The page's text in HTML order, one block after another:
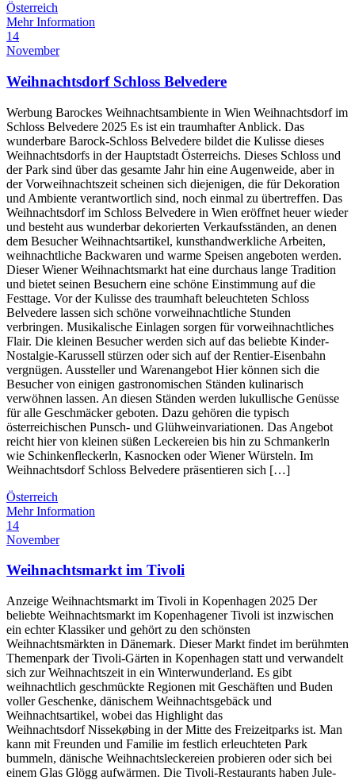
Österreich
Mehr Information
14
November
Weihnachtsdorf Schloss Belvedere
Werbung Barockes Weihnachtsambiente in Wien Weihnachtsdorf im
Schloss Belvedere 2025 Es ist ein traumhafter Anblick. Das
wunderbare Barock-Schloss Belvedere bildet die Kulisse dieses
Weihnachtsdorfs in der Hauptstadt Österreichs. Dieses Schloss und
der Park sind über das gesamte Jahr hin eine Augenweide, aber in
der Vorweihnachtszeit scheinen sich diejenigen, die für Dekoration
und Ambiente verantwortlich sind, noch einmal zu übertreffen. Das
Weihnachtsdorf im Schloss Belvedere in Wien eröffnet heuer wieder
und besteht aus wunderbar dekorierten Verkaufsständen, an denen
dem Besucher Weihnachtsartikel, kunsthandwerkliche Arbeiten,
weihnachtliche Backwaren und warme Speisen angeboten werden.
Dieser Wiener Weihnachtsmarkt hat eine durchaus lange Tradition
und bietet seinen Besuchern eine schöne Einstimmung auf die
Festtage. Vor der Kulisse des traumhaft beleuchteten Schloss
Belvedere lassen sich schöne vorweihnachtliche Stunden
verbringen. Musikalische Einlagen sorgen für vorweihnachtliches
Flair. Die kleinen Besucher werden sich auf das beliebte Kinder-
Nostalgie-Karussell stürzen oder sich auf der Rentier-Eisenbahn
vergnügen. Aussteller und Warenangebot Hier können sich die
Besucher von einigen gastronomischen Ständen kulinarisch
verwöhnen lassen. An diesen Ständen werden lukullische Genüsse
für alle Geschmäcker geboten. Dazu gehören die typisch
österreichischen Punsch- und Glühweinvariationen. Das Angebot
reicht hier von kleinen süßen Leckereien bis hin zu Schmankerln
wie Schinkenfleckerln, Kasnocken oder Wiener Würsteln. Im
Weihnachtsdorf Schloss Belvedere präsentieren sich […]
Österreich
Mehr Information
14
November
Weihnachtsmarkt im Tivoli
Anzeige Weihnachtsmarkt im Tivoli in Kopenhagen 2025 Der
beliebte Weihnachtsmarkt im Kopenhagener Tivoli ist inzwischen
ein echter Klassiker und gehört zu den schönsten
Weihnachtsmärkten in Dänemark. Dieser Markt findet im berühmten
Themenpark der Tivoli-Gärten in Kopenhagen statt und verwandelt
sich zur Weihnachtszeit in ein Winterwunderland. Es gibt
weihnachtlich geschmückte Regionen mit Geschäften und Buden
voller Geschenke, dänischem Weihnachtsgebäck und
Weihnachtsartikel, wobei das Highlight das
Weihnachtsdorf Nissekøbing in der Mitte des Freizeitparks ist. Man
kann mit Freunden und Familie im festlich erleuchteten Park
bummeln, dänische Weihnachtsleckereien probieren oder sich bei
einem Glas Glögg aufwärmen. Die Tivoli-Restaurants haben Jule-